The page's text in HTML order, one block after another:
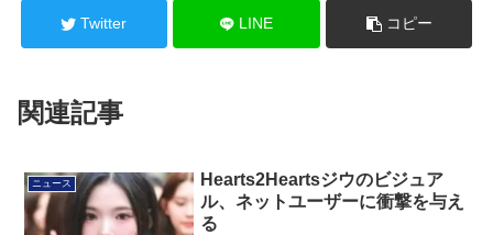
Twitter LINE コピー
関連記事
ニュース
Hearts2Heartsジウのビジュア
ル、ネットユーザーに衝撃を与え
る